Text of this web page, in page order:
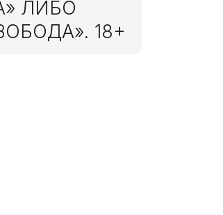
ЛИБО
18+